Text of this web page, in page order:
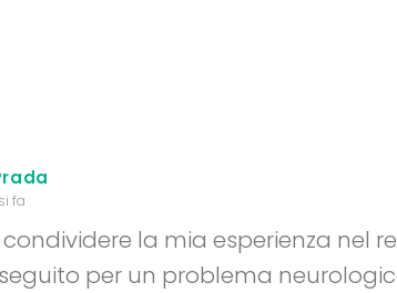
fa
la mia esperienza nel
per un problema